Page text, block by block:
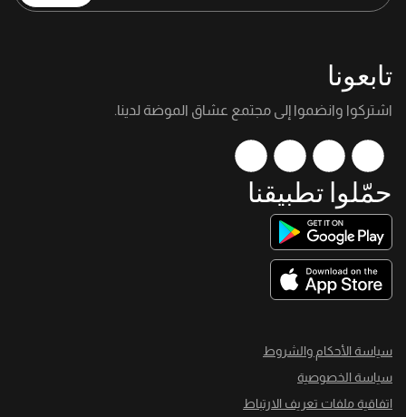
تابعونا
اشتركوا وانضموا إلى مجتمع عشاق الموضة لدينا.
حمّلوا تطبيقنا
سياسة الأحكام والشروط
سياسة الخصوصية
اتفاقية ملفات تعريف الارتباط